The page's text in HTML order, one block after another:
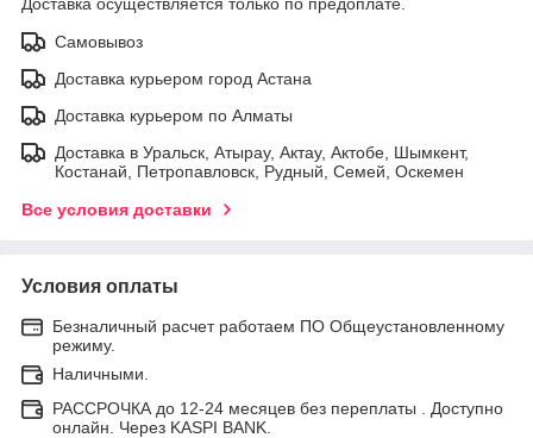
Самовывоз
Доставка курьером город Астана
Доставка курьером по Алматы
Доставка в Уральск, Атырау, Актау, Актобе, Шымкент,
Костанай, Петропавловск, Рудный, Семей, Оскемен
Все условия доставки
Условия оплаты
Безналичный расчет работаем ПО Общеустановленному
режиму.
Наличными.
РАССРОЧКА до 12-24 месяцев без переплаты . Доступно
онлайн. Через KASPI BANK.